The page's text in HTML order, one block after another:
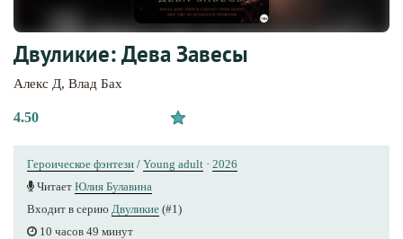
Двуликие: Дева Завесы
Алекс Д, Влад Бах
4.50
Героическое фэнтези / Young adult · 2026
Читает Юлия Булавина
Входит в серию Двуликие (#1)
10 часов 49 минут